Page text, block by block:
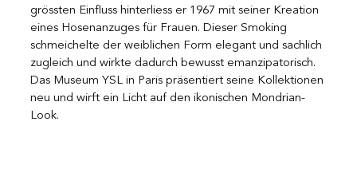
grössten Einfluss hinterliess er 1967 mit seiner Kreation
eines Hosenanzuges für Frauen. Dieser Smoking
schmeichelte der weiblichen Form elegant und sachlich
zugleich und wirkte dadurch bewusst emanzipatorisch.
Das Museum YSL in Paris präsentiert seine Kollektionen
neu und wirft ein Licht auf den ikonischen Mondrian-
Look.